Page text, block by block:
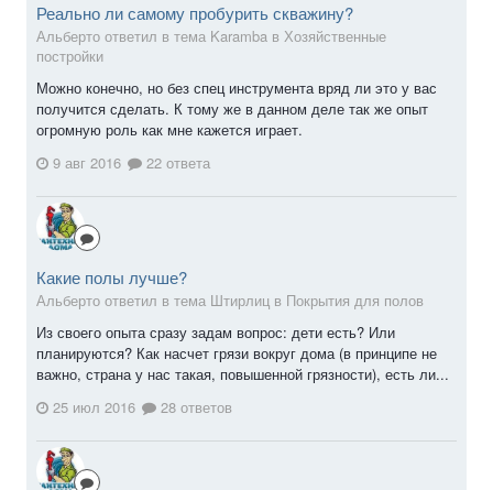
Реально ли самому пробурить скважину?
Альберто ответил в тема Karamba в Хозяйственные
постройки
Можно конечно, но без спец инструмента вряд ли это у вас
получится сделать. К тому же в данном деле так же опыт
огромную роль как мне кажется играет.
9 авг 2016
22 ответа
Какие полы лучше?
Альберто ответил в тема Штирлиц в Покрытия для полов
Из своего опыта сразу задам вопрос: дети есть? Или
планируются? Как насчет грязи вокруг дома (в принципе не
важно, страна у нас такая, повышенной грязности), есть ли...
25 июл 2016
28 ответов